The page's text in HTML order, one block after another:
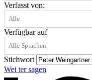
Verfasst von:
Verfügbar auf
Stichwort
Wei ter sagen